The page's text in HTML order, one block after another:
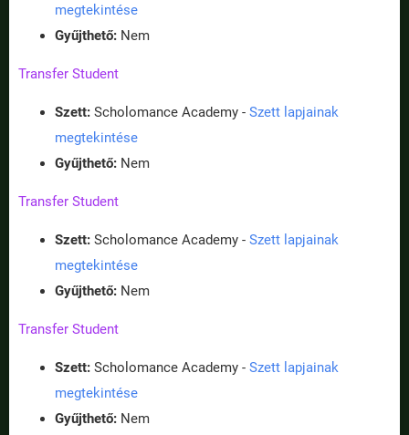
megtekintése
Gyűjthető: Nem
Transfer Student
Szett: Scholomance Academy - Szett lapjainak
megtekintése
Gyűjthető: Nem
Transfer Student
Szett: Scholomance Academy - Szett lapjainak
megtekintése
Gyűjthető: Nem
Transfer Student
Szett: Scholomance Academy - Szett lapjainak
megtekintése
Gyűjthető: Nem